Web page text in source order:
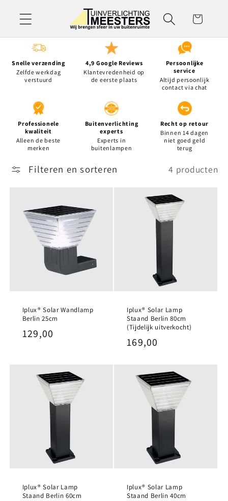
naar de
content
Winkelwagen
Snelle verzending
Zelfde werkdag
verstuurd
4,9 Google Reviews
Klantevredenheid op
de eerste plaats
Persoonlijke
service
Altijd persoonlijk
contact via chat
Professionele
kwaliteit
Alleen de beste
merken
Buitenverlichting
experts
Experts in
buitenlampen
Recht op retour
Binnen 14 dagen
niet goed geld
terug
Filteren en sorteren 4 producten
Iplux® Solar Wandlamp
Berlin 25cm
Normale
129,00
Iplux® Solar Lamp
Staand Berlin 80cm
(Tijdelijk uitverkocht)
Normale
169,00
Iplux® Solar Lamp
Staand Berlin 60cm
Iplux® Solar Lamp
Staand Berlin 40cm